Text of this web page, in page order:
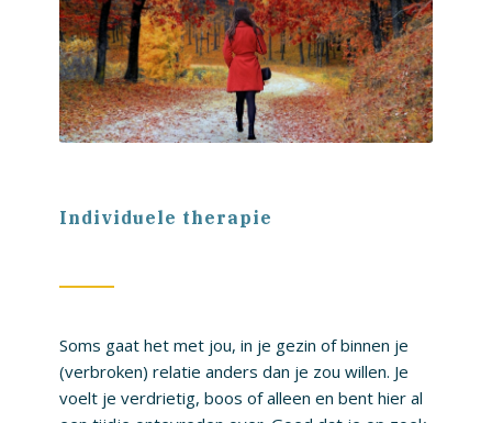
Individuele therapie
Soms gaat het met jou, in je gezin of binnen je
(verbroken) relatie anders dan je zou willen. Je
voelt je verdrietig, boos of alleen en bent hier al